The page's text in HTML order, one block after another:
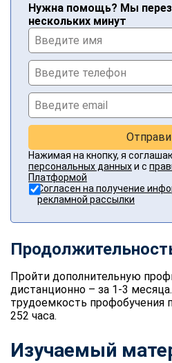
Нужна помощь? Мы
нескольких минут
Нажимая на кнопку, я
персональных данныхи с
Платформой
Согласен на получение
рекламной рассылки
Пройти дополнительную
дистанционно – за 1-3
трудоемкость профобучения
252 часа.
Изучаемый